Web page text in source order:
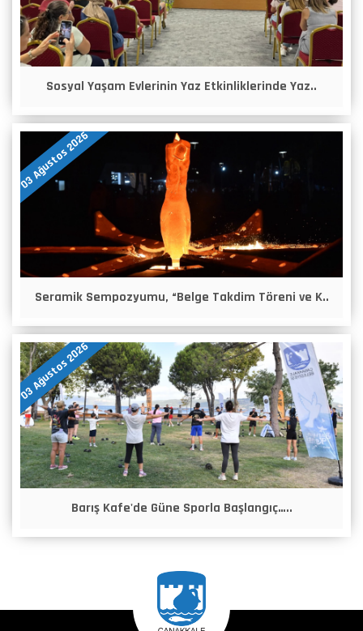
Sosyal Yaşam Evlerinin Yaz Etkinliklerinde Yaz..
03 Ağustos 2026
Seramik Sempozyumu, “Belge Takdim Töreni ve K..
03 Ağustos 2026
Barış Kafe'de Güne Sporla Başlangıç…..